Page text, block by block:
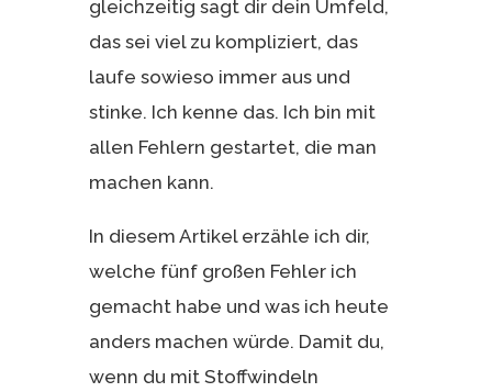
gleichzeitig sagt dir dein Umfeld,
das sei viel zu kompliziert, das
laufe sowieso immer aus und
stinke. Ich kenne das. Ich bin mit
allen Fehlern gestartet, die man
machen kann.
In diesem Artikel erzähle ich dir,
welche fünf großen Fehler ich
gemacht habe und was ich heute
anders machen würde. Damit du,
wenn du mit Stoffwindeln